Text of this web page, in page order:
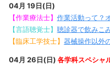
04月 19日(日)
【作業療法士】 作業活動って？
【言語聴覚士】 聴診器で飲みこ
【臨床工学技士】 器械操作以外
04月 26日(日) 各学科スペシャ